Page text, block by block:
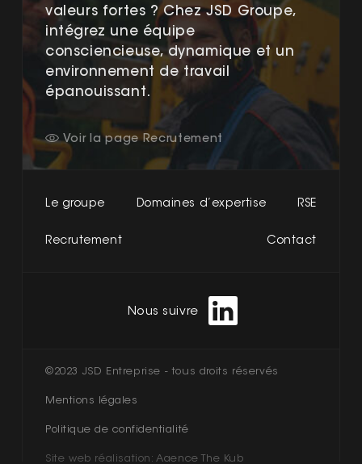
valeurs fortes ? Chez JSD Groupe,
intégrez une équipe
consciencieuse, dynamique et un
environnement de travail
épanouissant.
Voir la page Recrutement
Le groupe Domaines d’expertise RSE
Recrutement Contact
Nous suivre
©2023 JSD Entreprise - tous droits réservés
Mentions légales
Politique de confidentialité
Site web réalisation:Agence The Kub